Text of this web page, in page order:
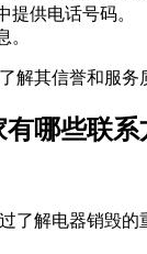
供电话号码。
。
其信誉和服务
了解电器销毁